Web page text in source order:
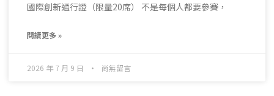
國際創新通行證（限量20席） 不是每個人都要參賽，
閱讀更多 »
2026 年 7 月 9 日 尚無留言